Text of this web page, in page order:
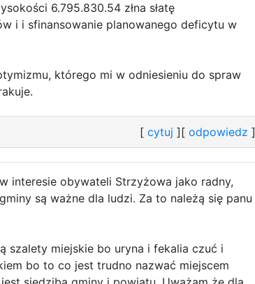
6.795.830.54 złna słatę
i i sfinansowanie planowanego deficytu w
którego mi w odniesieniu do spraw
[ cytuj ][ odpowiedz ]
interesie obywateli Strzyżowa jako radny,
są ważne dla ludzi. Za to należą się panu
szalety miejskie bo uryna i fekalia czuć i
bo to co jest trudno nazwać miejscem